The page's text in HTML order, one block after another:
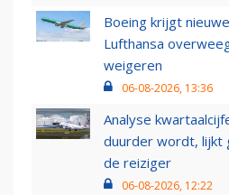
Boeing krijgt
Lufthansa
weigeren
06-08-2026, 13:36
Analyse
duurder wordt, lijkt
de reiziger
06-08-2026, 12:22